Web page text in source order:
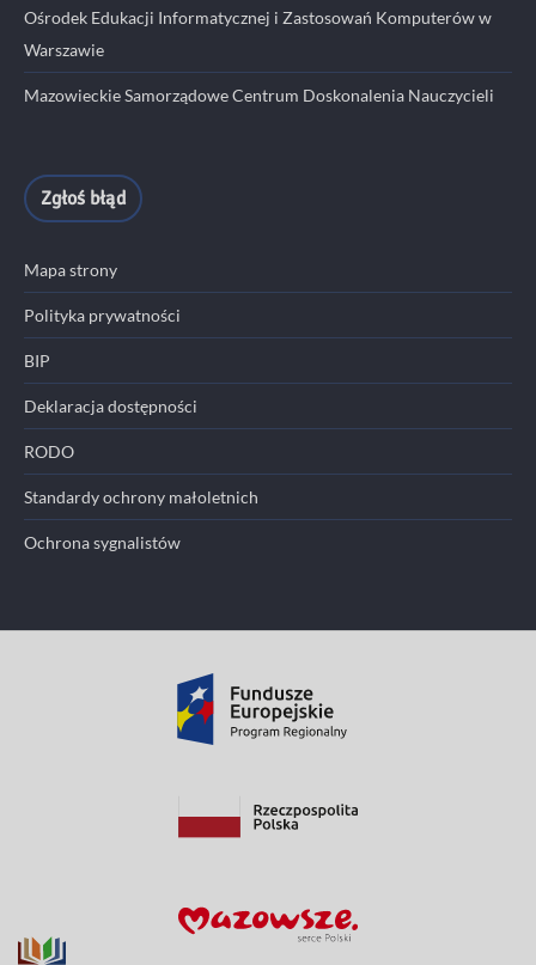
Ośrodek Edukacji Informatycznej i Zastosowań Komputerów w
Warszawie
Mazowieckie Samorządowe Centrum Doskonalenia Nauczycieli
Zgłoś błąd
Mapa strony
Polityka prywatności
BIP
Deklaracja dostępności
RODO
Standardy ochrony małoletnich
Ochrona sygnalistów